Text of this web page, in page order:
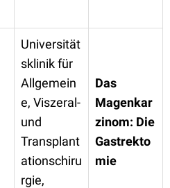
Universität
sklinik für
Allgemein
e, Viszeral-
und
Transplant
ationschiru
rgie,
Das
Magenkar
zinom: Die
Gastrekto
mie